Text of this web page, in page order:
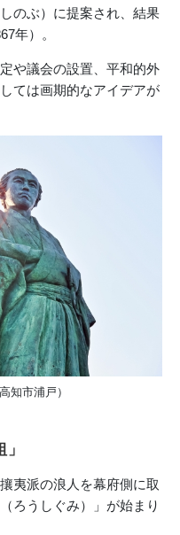
しのぶ）に提案され、結果
年）。
や議会の設置、平和的外
ては画期的なアイデアが
知市浦戸）
夷派の浪人を幕府側に取
ろうしぐみ）」が始まり